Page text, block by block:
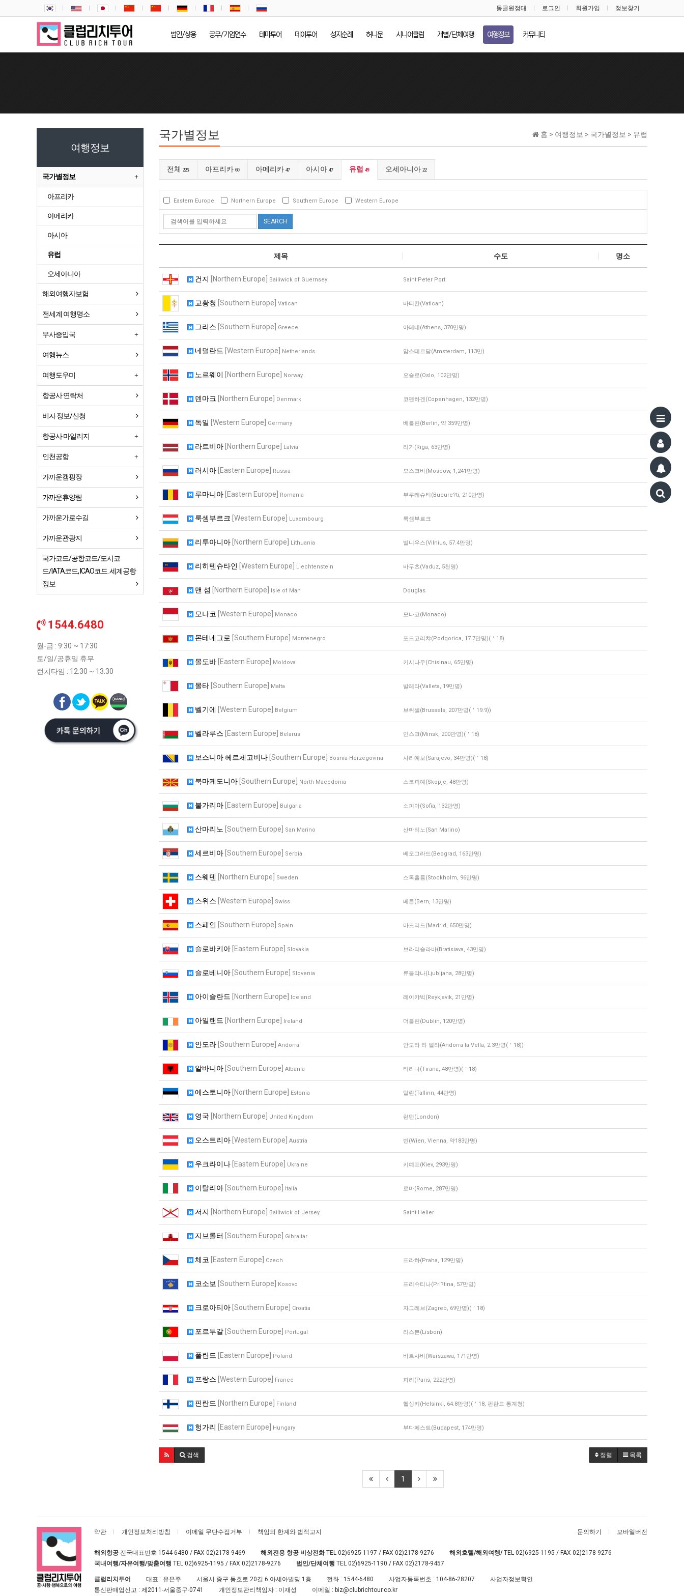
몽골원정대 로그인 회원가입 정보찾기
법인/상용 공무/기업연수 테마투어 데이투어 성지순례 허니문 시니어클럽 개별/단체여행 여행정보 커뮤니티
홈 > 여행정보 > 국가별정보 > 유럽
국가별정보
전체 225 아프리카 60 아메리카 47 아시아 47 유럽 49 오세아니아 22
Eastern Europe Northern Europe Southern Europe Western Europe
제목 수도 명소
건지 [Northern Europe] Bailiwick of Guernsey Saint Peter Port
교황청 [Southern Europe] Vatican 바티칸(Vatican)
그리스 [Southern Europe] Greece 아테네(Athens, 370만명)
네덜란드 [Western Europe] Netherlands 암스테르담(Amsterdam, 113만)
노르웨이 [Northern Europe] Norway 오슬로(Oslo, 102만명)
덴마크 [Northern Europe] Denmark 코펜하겐(Copenhagen, 132만명)
독일 [Western Europe] Germany 베를린(Berlin, 약 359만명)
라트비아 [Northern Europe] Latvia 리가(Riga, 63만명)
러시아 [Eastern Europe] Russia 모스크바(Moscow, 1,241만명)
루마니아 [Eastern Europe] Romania 부쿠레슈티(Bucure?ti, 210만명)
룩셈부르크 [Western Europe] Luxembourg 룩셈부르크
리투아니아 [Northern Europe] Lithuania 빌니우스(Vilnius, 57.4만명)
리히텐슈타인 [Western Europe] Liechtenstein 바두츠(Vaduz, 5천명)
맨 섬 [Northern Europe] Isle of Man Douglas
모나코 [Western Europe] Monaco 모나코(Monaco)
몬테네그로 [Southern Europe] Montenegro 포드고리챠(Podgorica, 17.7만명)(＇18)
몰도바 [Eastern Europe] Moldova 키시나우(Chisinau, 65만명)
몰타 [Southern Europe] Malta 발레타(Valleta, 19만명)
벨기에 [Western Europe] Belgium 브뤼셀(Brussels, 207만명(＇19.9))
벨라루스 [Eastern Europe] Belarus 민스크(Minsk, 200만명)(＇18)
보스니아 헤르체고비나 [Southern Europe] Bosnia-Herzegovina 사라예보(Sarajevo, 34만명)(＇18)
북마케도니아 [Southern Europe] North Macedonia 스코피예(Skopje, 48만명)
불가리아 [Eastern Europe] Bulgaria 소피아(Sofia, 132만명)
산마리노 [Southern Europe] San Marino 산마리노(San Marino)
세르비아 [Southern Europe] Serbia 베오그라드(Beograd, 163만명)
스웨덴 [Northern Europe] Sweden 스톡홀름(Stockholm, 96만명)
스위스 [Western Europe] Swiss 베른(Bern, 13만명)
스페인 [Southern Europe] Spain 마드리드(Madrid, 650만명)
슬로바키아 [Eastern Europe] Slovakia 브라티슬라바(Bratisiava, 43만명)
슬로베니아 [Southern Europe] Slovenia 류블랴나(Ljubljana, 28만명)
아이슬란드 [Northern Europe] Iceland 레이캬빅(Reykjavik, 21만명)
아일랜드 [Northern Europe] Ireland 더블린(Dublin, 120만명)
안도라 [Southern Europe] Andorra 안도라 라 벨랴(Andorra la Vella, 2.3만명(＇18))
알바니아 [Southern Europe] Albania 티라나(Tirana, 48만명)(＇18)
에스토니아 [Northern Europe] Estonia 탈린(Tallinn, 44만명)
영국 [Northern Europe] United Kingdom 런던(London)
오스트리아 [Western Europe] Austria 빈(Wien, Vienna, 약183만명)
우크라이나 [Eastern Europe] Ukraine 키예프(Kiev, 293만명)
이탈리아 [Southern Europe] Italia 로마(Rome, 287만명)
저지 [Northern Europe] Bailiwick of Jersey Saint Helier
지브롤터 [Southern Europe] Gibraltar
체코 [Eastern Europe] Czech 프라하(Praha, 129만명)
코소보 [Southern Europe] Kosovo 프리슈티나(Pri?tina, 57만명)
크로아티아 [Southern Europe] Croatia 자그레브(Zagreb, 69만명)(＇18)
포르투갈 [Southern Europe] Portugal 리스본(Lisbon)
폴란드 [Eastern Europe] Poland 바르샤바(Warszawa, 171만명)
프랑스 [Western Europe] France 파리(Paris, 222만명)
핀란드 [Northern Europe] Finland 헬싱키(Helsinki, 64.8만명)(＇18, 핀란드 통계청)
헝가리 [Eastern Europe] Hungary 부다페스트(Budapest, 174만명)
정렬 목록
검색
1
여행정보
국가별정보
아프리카
아메리카
아시아
유럽
오세아니아
해외여행자보험
전세계 여행명소
무사증입국
여행뉴스
여행도우미
항공사 연락처
비자 정보/신청
항공사 마일리지
인천공항
가까운캠핑장
가까운휴양림
가까운가로수길
가까운관광지
국가코드/공항코드/도시코
드/IATA코드, ICAO코드. 세계공항
정보
1544.6480
월-금 : 9:30 ~ 17:30
토/일/공휴일 휴무
런치타임 : 12:30 ~ 13:30
약관 개인정보처리방침 이메일 무단수집거부 책임의 한계와 법적고지 문의하기 모바일버전
해외항공전국대표번호 1544-6480 / FAX 02)2178-9469 해외전용 항공 비상전화TEL 02)6925-1197 / FAX 02)2178-9276 해외호텔/해외여행/TEL 02)6925-1195 / FAX 02)2178-9276
국내여행/자유여행/맞춤여행 TEL 02)6925-1195 / FAX 02)2178-9276 법인/단체여행 TEL 02)6925-1190 / FAX 02)2178-9457
클럽리치투어 대표 : 유은주 서울시 중구 동호로 20길 6 아세아빌딩 1층 전화 : 1544-6480 사업자등록번호 : 104-86-28207
사업자정보확인
통신판매업신고 : 제2011-서울중구-0741 개인정보관리책임자 : 이재성 이메일 : biz@clubrichtour.co.kr